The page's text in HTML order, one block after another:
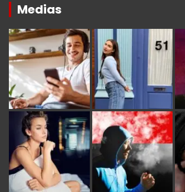
Medias